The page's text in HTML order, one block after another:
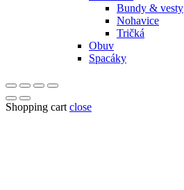
Bundy & vesty
Nohavice
Tričká
Obuv
Spacáky
Shopping cart close